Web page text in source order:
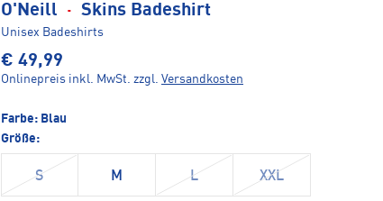
O'Neill · Skins Badeshirt
Unisex Badeshirts
€ 49,99
Onlinepreis inkl. MwSt. zzgl. Versandkosten
Farbe: Blau
Größe:
S M L XXL